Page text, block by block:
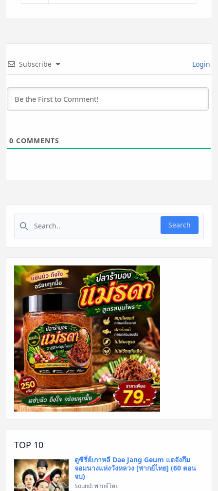
Subscribe Login
0 COMMENTS
Search
TOP 10
ดูซีรี่ย์เกาหลี Dae Jang Geum แดจังกึม
จอมนางแห่งวังหลวง [พากย์ไทย] (60 ตอน
จบ)
Sound: พากย์ไทย